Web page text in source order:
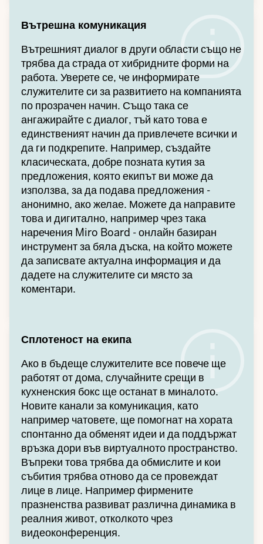
Вътрешна комуникация
Вътрешният диалог в други области също не
трябва да страда от хибридните форми на
работа. Уверете се, че информирате
служителите си за развитието на компанията
по прозрачен начин. Също така се
ангажирайте с диалог, тъй като това е
единственият начин да привлечете всички и
да ги подкрепите. Например, създайте
класическата, добре позната кутия за
предложения, която екипът ви може да
използва, за да подава предложения -
анонимно, ако желае. Можете да направите
това и дигитално, например чрез така
наречения Miro Board - онлайн базиран
инструмент за бяла дъска, на който можете
да записвате актуална информация и да
дадете на служителите си място за
коментари.
Сплотеност на екипа
Ако в бъдеще служителите все повече ще
работят от дома, случайните срещи в
кухненския бокс ще останат в миналото.
Новите канали за комуникация, като
например чатовете, ще помогнат на хората
спонтанно да обменят идеи и да поддържат
връзка дори във виртуалното пространство.
Въпреки това трябва да обмислите и кои
събития трябва отново да се провеждат
лице в лице. Например фирмените
празненства развиват различна динамика в
реалния живот, отколкото чрез
видеоконференция.